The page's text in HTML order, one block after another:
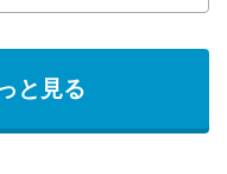
と見る